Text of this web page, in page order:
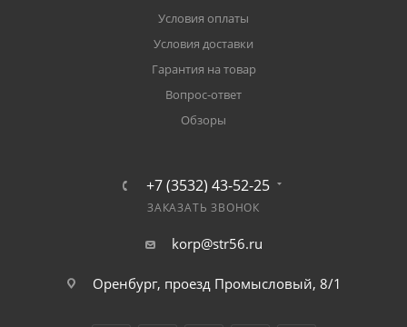
Условия оплаты
Условия доставки
Гарантия на товар
Вопрос-ответ
Обзоры
+7 (3532) 43-52-25
ЗАКАЗАТЬ ЗВОНОК
korp@str56.ru
Оренбург, проезд Промысловый, 8/1